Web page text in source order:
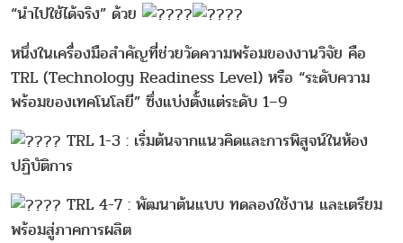
“นำไปใช้ได้จริง” ด้วย
หนึ่งในเครื่องมือสำคัญที่ช่วยวัดความพร้อมของงานวิจัย คือ
TRL (Technology Readiness Level) หรือ “ระดับความ
พร้อมของเทคโนโลยี” ซึ่งแบ่งตั้งแต่ระดับ 1–9
TRL 1-3 : เริ่มต้นจากแนวคิดและการพิสูจน์ในห้อง
ปฏิบัติการ
TRL 4-7 : พัฒนาต้นแบบ ทดลองใช้งาน และเตรียม
พร้อมสู่ภาคการผลิต